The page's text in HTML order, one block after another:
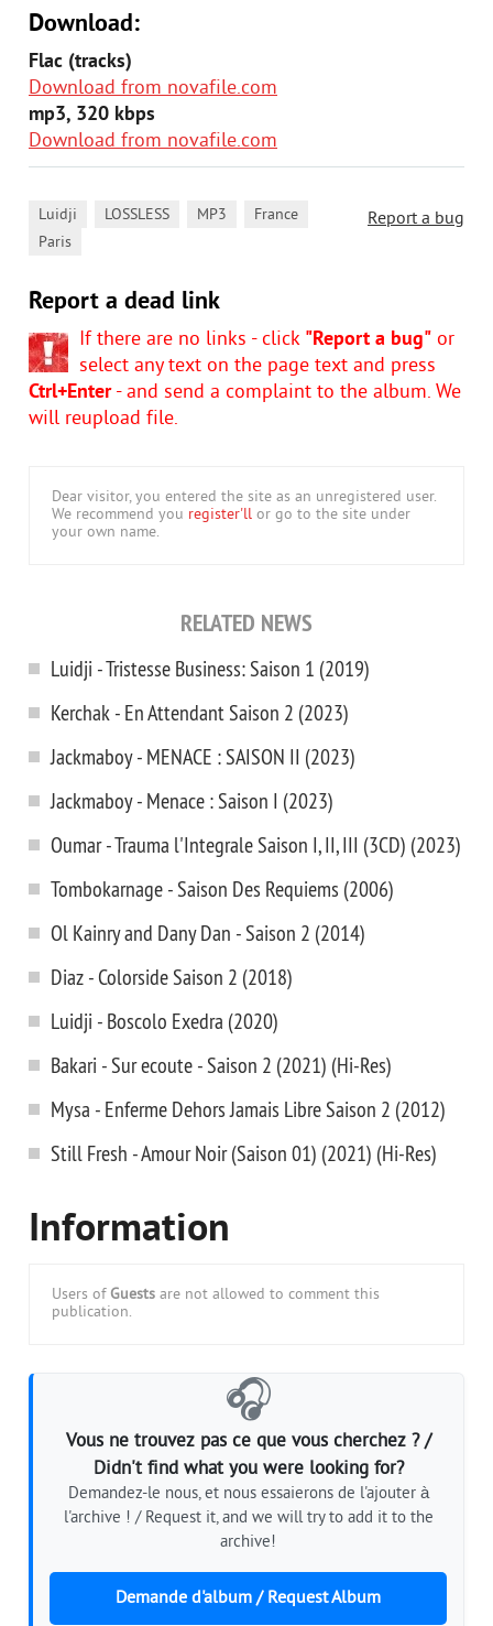
Download:
Flac (tracks)
Download from novafile.com
mp3, 320 kbps
Download from novafile.com
Report a bug
Luidji LOSSLESS MP3 France
Paris
Report a dead link
If there are no links - click "Report a bug" or
select any text on the page text and press
Ctrl+Enter- and send a complaint to the album. We
will reupload file.
Dear visitor, you entered the site as an unregistered user.
We recommend you register'll or go to the site under
your own name.
RELATED NEWS
Luidji - Tristesse Business: Saison 1 (2019)
Kerchak - En Attendant Saison 2 (2023)
Jackmaboy - MENACE : SAISON II (2023)
Jackmaboy - Menace : Saison I (2023)
Oumar - Trauma l'Integrale Saison I, II, III (3CD) (2023)
Tombokarnage - Saison Des Requiems (2006)
Ol Kainry and Dany Dan - Saison 2 (2014)
Diaz - Colorside Saison 2 (2018)
Luidji - Boscolo Exedra (2020)
Bakari - Sur ecoute - Saison 2 (2021) (Hi-Res)
Mysa - Enferme Dehors Jamais Libre Saison 2 (2012)
Still Fresh - Amour Noir (Saison 01) (2021) (Hi-Res)
Information
Users of Guests are not allowed to comment this
publication.
🎧
Vous ne trouvez pas ce que vous cherchez ? /
Didn't find what you were looking for?
Demandez-le nous, et nous essaierons de l'ajouter à
l'archive ! / Request it, and we will try to add it to the
archive!
Demande d'album / Request Album